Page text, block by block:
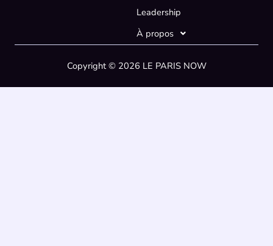
E
l
Leadership
À propos
Copyright © 2026 LE PARIS NOW